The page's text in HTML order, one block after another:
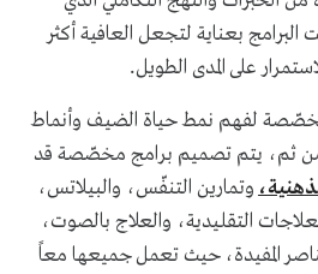
بعناية لتجعل العافية أكثر
على المدى الطويل.
لفهم نمط حياة الضيف وأنماط
ومن ثم، يتم تصميم برامج مخصّصة قد
وتمارين التنفّس، والبيلاتس،
التقليدية، والعلاج بالصوت،
المفيدة، حيث تعمل جميعها معاً